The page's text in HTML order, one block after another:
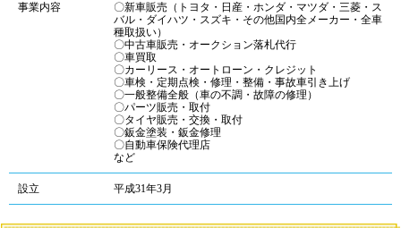
事業内容
〇新車販売（トヨタ・日産・ホンダ・マツダ・三菱・ス
バル・ダイハツ・スズキ・その他国内全メーカー・全車
種取扱い）
〇中古車販売・オークション落札代行
〇車買取
〇カーリース・オートローン・クレジット
〇車検・定期点検・修理・整備・事故車引き上げ
〇一般整備全般（車の不調・故障の修理）
〇パーツ販売・取付
〇タイヤ販売・交換・取付
〇鈑金塗装・鈑金修理
〇自動車保険代理店
など
設立 平成31年3月